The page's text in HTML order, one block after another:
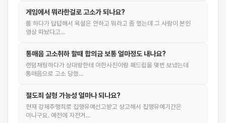
게임에서 뭐라한걸로 고소가 되나요?
롤 하다가 답답해서 욕설은 안하고 뭐라고 좀 했는데 그 사람이 본인
영상 따놨다고…
통매음 고소취하 할때 합의금 보통 얼마정도 내나요?
랜덤채팅하다가 상대방한테 야한사진이랑 패드립을 몇번 보냈는데
통매음으로 고소 당했…
절도죄 실형 가능성 얼마나 되나요?
현재 강제추행죄로 집행유예선고받고 상고해서 집행유예기간은
아니구요. 예전에 자전거…